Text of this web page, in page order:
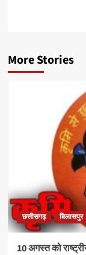
More Stories
छत्तीसगढ़ बिलासपुर
10 अगस्त को